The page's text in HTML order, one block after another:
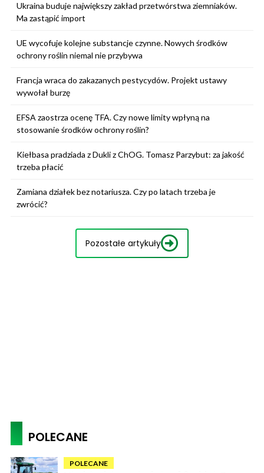
Ukraina buduje największy zakład przetwórstwa ziemniaków.
Ma zastąpić import
UE wycofuje kolejne substancje czynne. Nowych środków
ochrony roślin niemal nie przybywa
Francja wraca do zakazanych pestycydów. Projekt ustawy
wywołał burzę
EFSA zaostrza ocenę TFA. Czy nowe limity wpłyną na
stosowanie środków ochrony roślin?
Kiełbasa pradziada z Dukli z ChOG. Tomasz Parzybut: za jakość
trzeba płacić
Zamiana działek bez notariusza. Czy po latach trzeba je
zwrócić?
Pozostałe artykuły
POLECANE
POLECANE